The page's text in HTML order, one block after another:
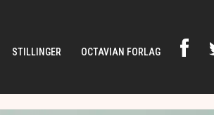
STILLINGER OCTAVIAN FORLAG